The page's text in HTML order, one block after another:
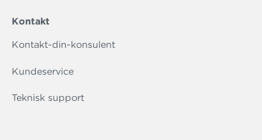
Kontakt
Kontakt-din-konsulent
Kundeservice
Teknisk support